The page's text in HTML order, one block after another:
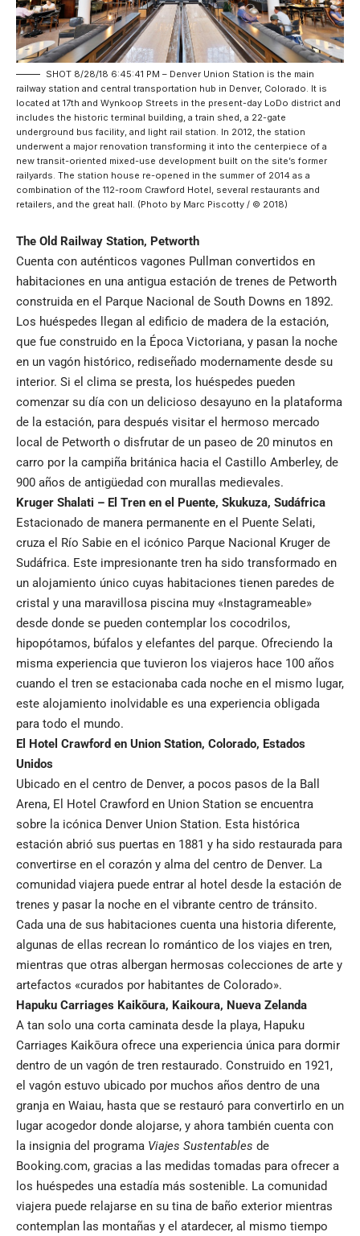
SHOT 8/28/18 6:45:41 PM – Denver Union Station is the main
railway station and central transportation hub in Denver, Colorado. It is
located at 17th and Wynkoop Streets in the present-day LoDo district and
includes the historic terminal building, a train shed, a 22-gate
underground bus facility, and light rail station. In 2012, the station
underwent a major renovation transforming it into the centerpiece of a
new transit-oriented mixed-use development built on the site’s former
railyards. The station house re-opened in the summer of 2014 as a
combination of the 112-room Crawford Hotel, several restaurants and
retailers, and the great hall. (Photo by Marc Piscotty / © 2018)
The Old Railway Station, Petworth
Cuenta con auténticos vagones Pullman convertidos en
habitaciones en una antigua estación de trenes de Petworth
construida en el Parque Nacional de South Downs en 1892.
Los huéspedes llegan al edificio de madera de la estación,
que fue construido en la Época Victoriana, y pasan la noche
en un vagón histórico, rediseñado modernamente desde su
interior. Si el clima se presta, los huéspedes pueden
comenzar su día con un delicioso desayuno en la plataforma
de la estación, para después visitar el hermoso mercado
local de Petworth o disfrutar de un paseo de 20 minutos en
carro por la campiña británica hacia el Castillo Amberley, de
900 años de antigüedad con murallas medievales.
Kruger Shalati – El Tren en el Puente, Skukuza, Sudáfrica
Estacionado de manera permanente en el Puente Selati,
cruza el Río Sabie en el icónico Parque Nacional Kruger de
Sudáfrica. Este impresionante tren ha sido transformado en
un alojamiento único cuyas habitaciones tienen paredes de
cristal y una maravillosa piscina muy «Instagrameable»
desde donde se pueden contemplar los cocodrilos,
hipopótamos, búfalos y elefantes del parque. Ofreciendo la
misma experiencia que tuvieron los viajeros hace 100 años
cuando el tren se estacionaba cada noche en el mismo lugar,
este alojamiento inolvidable es una experiencia obligada
para todo el mundo.
El Hotel Crawford en Union Station, Colorado, Estados
Unidos
Ubicado en el centro de Denver, a pocos pasos de la Ball
Arena, El Hotel Crawford en Union Station se encuentra
sobre la icónica Denver Union Station. Esta histórica
estación abrió sus puertas en 1881 y ha sido restaurada para
convertirse en el corazón y alma del centro de Denver. La
comunidad viajera puede entrar al hotel desde la estación de
trenes y pasar la noche en el vibrante centro de tránsito.
Cada una de sus habitaciones cuenta una historia diferente,
algunas de ellas recrean lo romántico de los viajes en tren,
mientras que otras albergan hermosas colecciones de arte y
artefactos «curados por habitantes de Colorado».
Hapuku Carriages Kaikōura, Kaikoura, Nueva Zelanda
A tan solo una corta caminata desde la playa, Hapuku
Carriages Kaikōura ofrece una experiencia única para dormir
dentro de un vagón de tren restaurado. Construido en 1921,
el vagón estuvo ubicado por muchos años dentro de una
granja en Waiau, hasta que se restauró para convertirlo en un
lugar acogedor donde alojarse, y ahora también cuenta con
la insignia del programa Viajes Sustentables de
Booking.com, gracias a las medidas tomadas para ofrecer a
los huéspedes una estadía más sostenible. La comunidad
viajera puede relajarse en su tina de baño exterior mientras
contemplan las montañas y el atardecer, al mismo tiempo